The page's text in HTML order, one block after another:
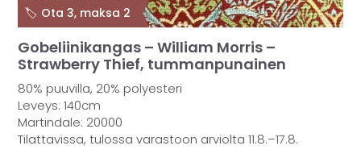
Gobeliinikangas – William Morris –
Strawberry Thief, tummanpunainen
80% puuvilla, 20% polyesteri
Leveys: 140cm
Martindale: 20000
Tilattavissa, tulossa varastoon arviolta 11.8.–17.8.
🏷️ Ota 3, maksa 2